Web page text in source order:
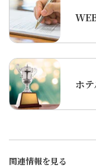
ホ
関連情報を見る